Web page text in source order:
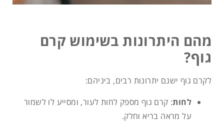
מהם היתרונות בשימוש קרם
גוף?
לקרם גוף ישנם יתרונות רבים, ביניהם:
לחות: קרם גוף מספק לחות לעור, ומסייע לו לשמור
על מראה בריא וחלק.